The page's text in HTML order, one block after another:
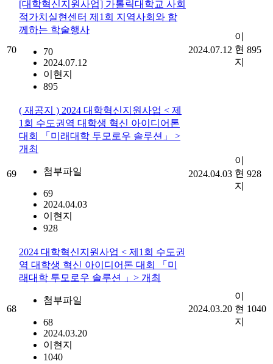
70
[대학혁신지원사업] 가톨릭대학교 사회
적가치실현센터 제1회 지역사회와 함
께하는 학술행사
70
2024.07.12
이현지
895
2024.07.12
이
현
지
895
69
( 재공지 ) 2024 대학혁신지원사업 < 제
1회 수도권역 대학생 혁신 아이디어톤
대회 「미래대학 투모로우 솔루션」 >
개최
첨부파일
69
2024.04.03
이현지
928
2024.04.03
이
현
지
928
68
2024 대학혁신지원사업 < 제1회 수도권
역 대학생 혁신 아이디어톤 대회 「미
래대학 투모로우 솔루션 」> 개최
첨부파일
68
2024.03.20
이현지
1040
2024.03.20
이
현
지
1040